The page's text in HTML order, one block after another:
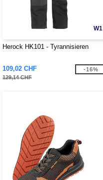
W1
Herock HK101 - Tyrannisieren
109,02 CHF
129,14 CHF
-16%